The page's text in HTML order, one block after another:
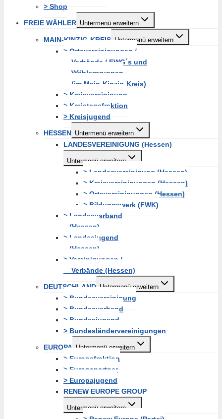
> Shop
FREIE WÄHLER Untermenü erweitern
MAIN-KINZIG-KREIS Untermenü erweitern
> Ortsvereinigungen /
Verbände / FWG´s und
Wählergruppen
(im Main-Kinzig-Kreis)
> Kreisvereinigung
> Kreistagsfraktion
> Kreisjugend
HESSEN Untermenü erweitern
LANDESVEREINIGUNG (Hessen)
Untermenü erweitern
> Landesvereinigung (Hessen)
> Kreisvereinigungen (Hessen)
> Ortsvereinigungen (Hessen)
> Bildungswerk (FWK)
> Landesverband
(Hessen)
> Landesjugend
(Hessen)
> Vereinigungen /
Verbände (Hessen)
DEUTSCHLAND Untermenü erweitern
> Bundesvereinigung
> Bundesverband
> Bundesjugend
> Bundesländervereinigungen
EUROPA Untermenü erweitern
> Europafraktion
> Europapartner
> Europajugend
RENEW EUROPE GROUP
Untermenü erweitern